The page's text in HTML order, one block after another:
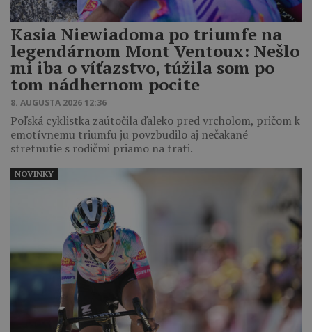
Kasia Niewiadoma po triumfe na
legendárnom Mont Ventoux: Nešlo
mi iba o víťazstvo, túžila som po
tom nádhernom pocite
8. AUGUSTA 2026 12:36
Poľská cyklistka zaútočila ďaleko pred vrcholom, pričom k
emotívnemu triumfu ju povzbudilo aj nečakané
stretnutie s rodičmi priamo na trati.
NOVINKY